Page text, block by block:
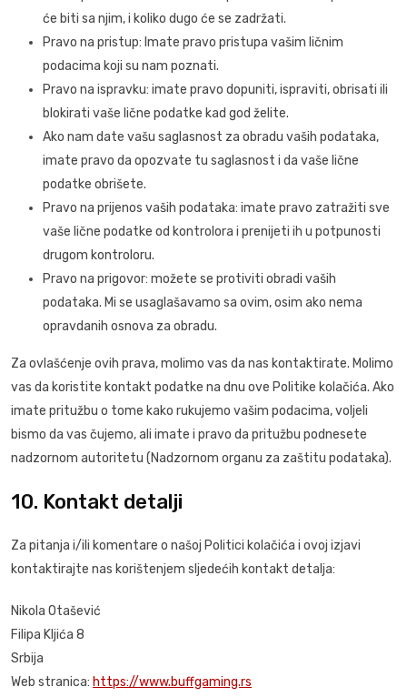
će biti sa njim, i koliko dugo će se zadržati.
Pravo na pristup: Imate pravo pristupa vašim ličnim
podacima koji su nam poznati.
Pravo na ispravku: imate pravo dopuniti, ispraviti, obrisati ili
blokirati vaše lične podatke kad god želite.
Ako nam date vašu saglasnost za obradu vaših podataka,
imate pravo da opozvate tu saglasnost i da vaše lične
podatke obrišete.
Pravo na prijenos vaših podataka: imate pravo zatražiti sve
vaše lične podatke od kontrolora i prenijeti ih u potpunosti
drugom kontroloru.
Pravo na prigovor: možete se protiviti obradi vaših
podataka. Mi se usaglašavamo sa ovim, osim ako nema
opravdanih osnova za obradu.
Za ovlašćenje ovih prava, molimo vas da nas kontaktirate. Molimo
vas da koristite kontakt podatke na dnu ove Politike kolačića. Ako
imate pritužbu o tome kako rukujemo vašim podacima, voljeli
bismo da vas čujemo, ali imate i pravo da pritužbu podnesete
nadzornom autoritetu (Nadzornom organu za zaštitu podataka).
10. Kontakt detalji
Za pitanja i/ili komentare o našoj Politici kolačića i ovoj izjavi
kontaktirajte nas korištenjem sljedećih kontakt detalja:
Nikola Otašević
Filipa Kljića 8
Srbija
Web stranica: https://www.buffgaming.rs